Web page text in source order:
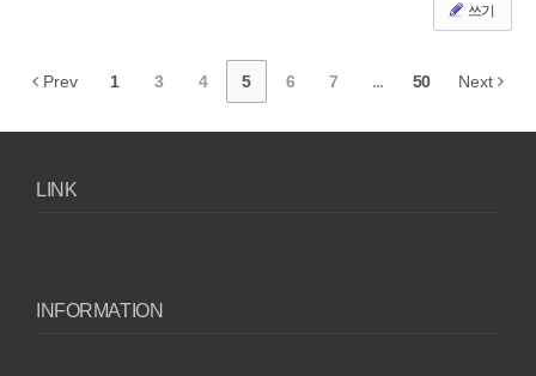
쓰기
Prev 1 3 4 5 6 7 ... 50 Next
LINK
INFORMATION